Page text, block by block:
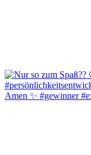
Amen ✨️ #gewinner